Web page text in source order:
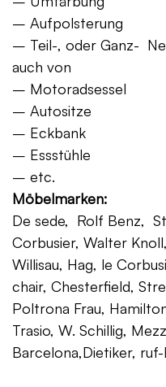
– Aufpolsterung
– Teil-, oder Ganz-
auch von
– Motoradsessel
– Autositze
– Eckbank
– Essstühle
– etc.
Möbelmarken:
De sede, Rolf Benz,
Corbusier, Walter
Willisau, Hag, le
chair, Chesterfield,
Poltrona Frau,
Trasio, W. Schillig,
Barcelona,Dietiker,